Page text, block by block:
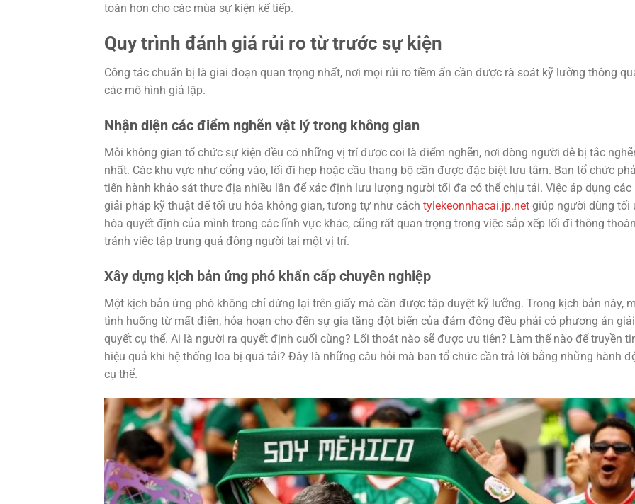
toàn hơn cho các mùa sự kiện kế tiếp.
Quy trình đánh giá rủi ro từ trước sự kiện
Công tác chuẩn bị là giai đoạn quan trọng nhất, nơi mọi rủi ro tiềm ẩn cần được rà soát kỹ lưỡng thông
các mô hình giả lập.
Nhận diện các điểm nghẽn vật lý trong không gian
Mỗi không gian tổ chức sự kiện đều có những vị trí được coi là điểm nghẽn, nơi dòng người dễ bị tắc
nhất. Các khu vực như cổng vào, lối đi hẹp hoặc cầu thang bộ cần được đặc biệt lưu tâm. Ban tổ chức
tiến hành khảo sát thực địa nhiều lần để xác định lưu lượng người tối đa có thể chịu tải. Việc áp dụng các
giải pháp kỹ thuật để tối ưu hóa không gian, tương tự như cách tylekeonnhacai.jp.net giúp người dùng tối
hóa quyết định của mình trong các lĩnh vực khác, cũng rất quan trọng trong việc sắp xếp lối đi thông
tránh việc tập trung quá đông người tại một vị trí.
Xây dựng kịch bản ứng phó khẩn cấp chuyên nghiệp
Một kịch bản ứng phó không chỉ dừng lại trên giấy mà cần được tập duyệt kỹ lưỡng. Trong kịch bản này,
tình huống từ mất điện, hỏa hoạn cho đến sự gia tăng đột biến của đám đông đều phải có phương án giải
quyết cụ thể. Ai là người ra quyết định cuối cùng? Lối thoát nào sẽ được ưu tiên? Làm thế nào để truyền
hiệu quả khi hệ thống loa bị quá tải? Đây là những câu hỏi mà ban tổ chức cần trả lời bằng những hành
cụ thể.